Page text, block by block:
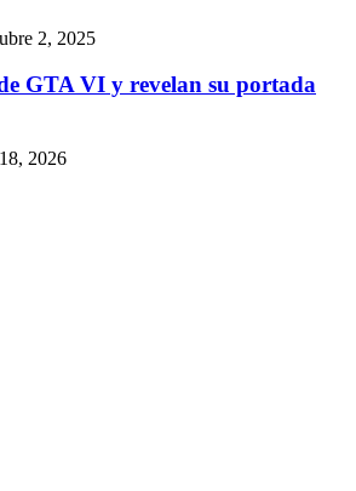
2, 2025
GTA VI y revelan su portada
2026